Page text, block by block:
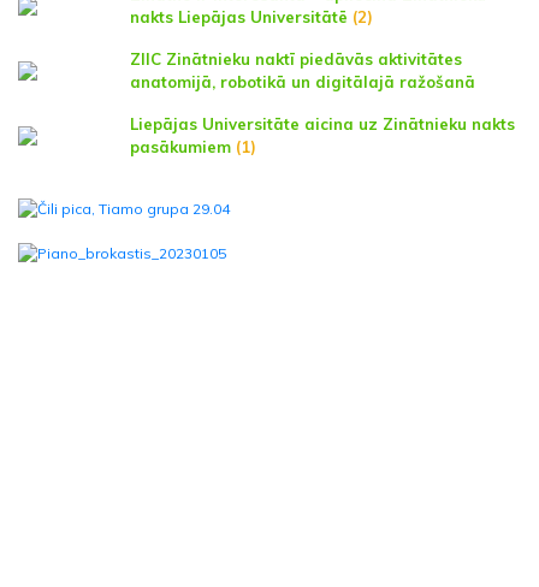
nakts Liepājas Universitātē (2)
ZIIC Zinātnieku naktī piedāvās aktivitātes
anatomijā, robotikā un digitālajā ražošanā
Liepājas Universitāte aicina uz Zinātnieku nakts
pasākumiem (1)